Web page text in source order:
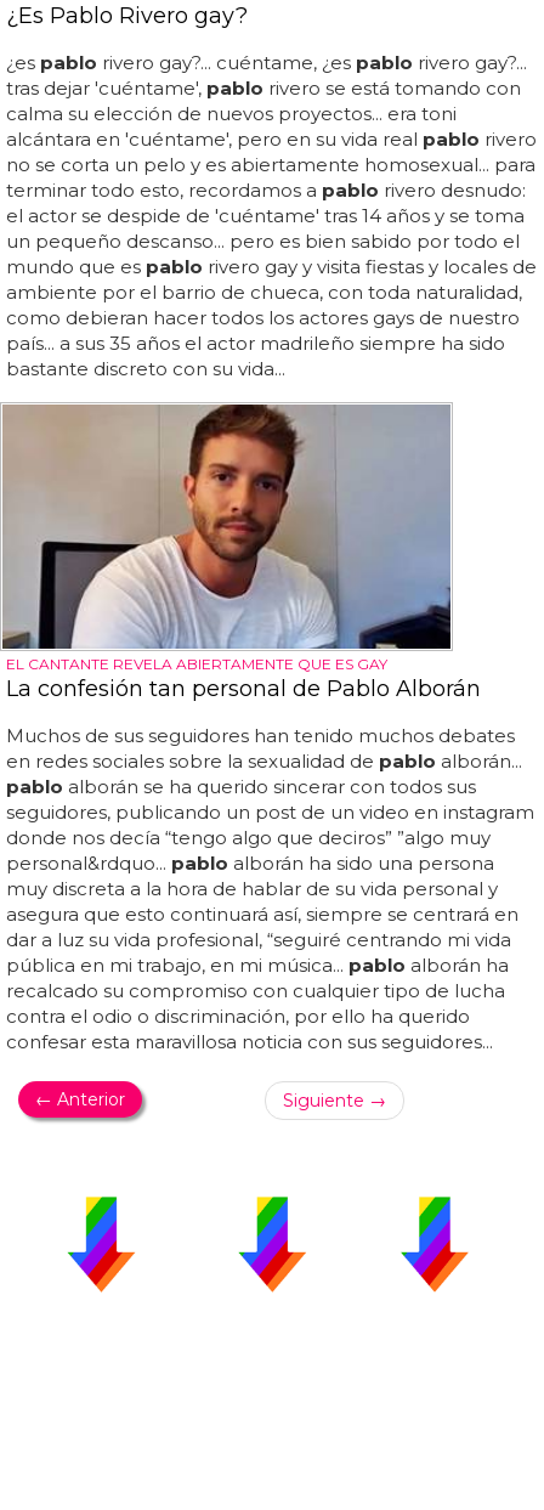
¿Es Pablo Rivero gay?
¿es pablo rivero gay?... cuéntame, ¿es pablo rivero gay?...
tras dejar 'cuéntame', pablo rivero se está tomando con
calma su elección de nuevos proyectos... era toni
alcántara en 'cuéntame', pero en su vida real pablo rivero
no se corta un pelo y es abiertamente homosexual... para
terminar todo esto, recordamos a pablo rivero desnudo:
el actor se despide de 'cuéntame' tras 14 años y se toma
un pequeño descanso... pero es bien sabido por todo el
mundo que es pablo rivero gay y visita fiestas y locales de
ambiente por el barrio de chueca, con toda naturalidad,
como debieran hacer todos los actores gays de nuestro
país... a sus 35 años el actor madrileño siempre ha sido
bastante discreto con su vida...
EL CANTANTE REVELA ABIERTAMENTE QUE ES GAY
La confesión tan personal de Pablo Alborán
Muchos de sus seguidores han tenido muchos debates
en redes sociales sobre la sexualidad de pablo alborán...
pablo alborán se ha querido sincerar con todos sus
seguidores, publicando un post de un video en instagram
donde nos decía “tengo algo que deciros” ”algo muy
personal&rdquo... pablo alborán ha sido una persona
muy discreta a la hora de hablar de su vida personal y
asegura que esto continuará así, siempre se centrará en
dar a luz su vida profesional, “seguiré centrando mi vida
pública en mi trabajo, en mi música... pablo alborán ha
recalcado su compromiso con cualquier tipo de lucha
contra el odio o discriminación, por ello ha querido
confesar esta maravillosa noticia con sus seguidores...
← Anterior Siguiente →